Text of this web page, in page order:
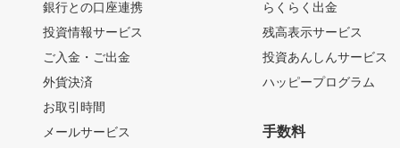
銀行との口座連携
投資情報サービス
ご入金・ご出金
外貨決済
お取引時間
メールサービス
らくらく出金
残高表示サービス
投資あんしんサービス
ハッピープログラム
手数料